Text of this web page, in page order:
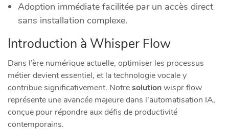
Adoption immédiate facilitée par un accès direct
sans installation complexe.
Introduction à Whisper Flow
Dans l’ère numérique actuelle, optimiser les processus
métier devient essentiel, et la technologie vocale y
contribue significativement. Notresolutionwispr flow
représente une avancée majeure dans l’automatisation IA,
conçue pour répondre aux défis de productivité
contemporains.